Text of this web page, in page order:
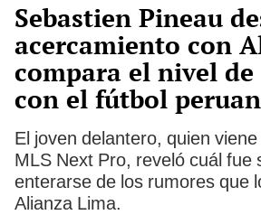
Sebastien Pineau
acercamiento con
compara el nivel de
con el fútbol
El joven delantero, quien
MLS Next Pro, reveló cuál fue
enterarse de los rumores que
Alianza Lima.